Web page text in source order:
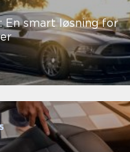
En smart løsning for